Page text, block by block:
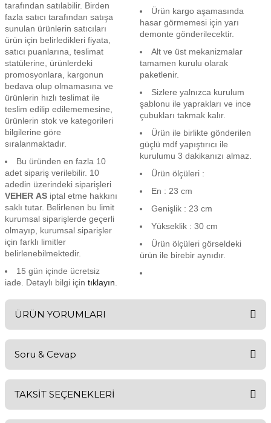
tarafından satılabilir. Birden
fazla satıcı tarafından satışa
sunulan ürünlerin satıcıları
ürün için belirledikleri fiyata,
satıcı puanlarına, teslimat
statülerine, ürünlerdeki
promosyonlara, kargonun
bedava olup olmamasına ve
ürünlerin hızlı teslimat ile
teslim edilip edilememesine,
ürünlerin stok ve kategorileri
bilgilerine göre
sıralanmaktadır.
Bu üründen en fazla 10
adet sipariş verilebilir. 10
adedin üzerindeki siparişleri
VEHER AS iptal etme hakkını
saklı tutar. Belirlenen bu limit
kurumsal siparişlerde geçerli
olmayıp, kurumsal siparişler
için farklı limitler
belirlenebilmektedir.
15 gün içinde ücretsiz
iade. Detaylı bilgi için tıklayın
Ürün kargo aşamasında
hasar görmemesi için yarı
demonte gönderilecektir.
Alt ve üst mekanizmalar
tamamen kurulu olarak
paketlenir.
Sizlere yalnızca kurulum
şablonu ile yaprakları ve ince
çubukları takmak kalır.
Ürün ile birlikte gönderilen
güçlü mdf yapıştırıcı ile
kurulumu 3 dakikanızı almaz.
Ürün ölçüleri :
En : 23 cm
Genişlik : 23 cm
Yükseklik : 30 cm
Ürün ölçüleri görseldeki
ürün ile birebir aynıdır.
ÜRÜN YORUMLARI
Soru & Cevap
TAKSİT SEÇENEKLERİ